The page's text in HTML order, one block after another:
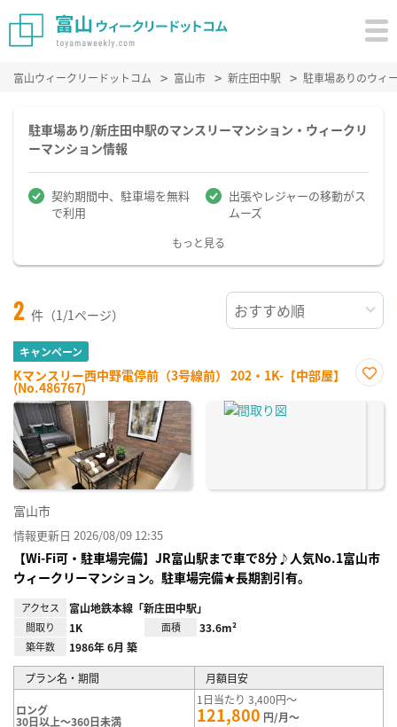
富山ウィークリードットコム 富山市 新庄田中駅 駐車場ありのウィ
駐車場あり/新庄田中駅のマンスリーマンション・ウィークリ
ーマンション情報
契約期間中、駐車場を無料
で利用
出張やレジャーの移動がス
ムーズ
もっと見る
2 件（1/1ページ）
キャンペーン
Kマンスリー西中野電停前（3号線前） 202・1K-【中部屋】
(No.486767)
に入
富山市
情報更新日 2026/08/09 12:35
【Wi-Fi可・駐車場完備】JR富山駅まで車で8分♪人気No.1富山市
ウィークリーマンション。駐車場完備★長期割引有。
アクセス 富山地鉄本線「新庄田中駅」
間取り 1K 面積 33.6m²
築年数 1986年 6月 築
プラン名・期間 月額目安
ロング
30日以上～360日未満
1日当たり 3,400円～
121,800 円/月～